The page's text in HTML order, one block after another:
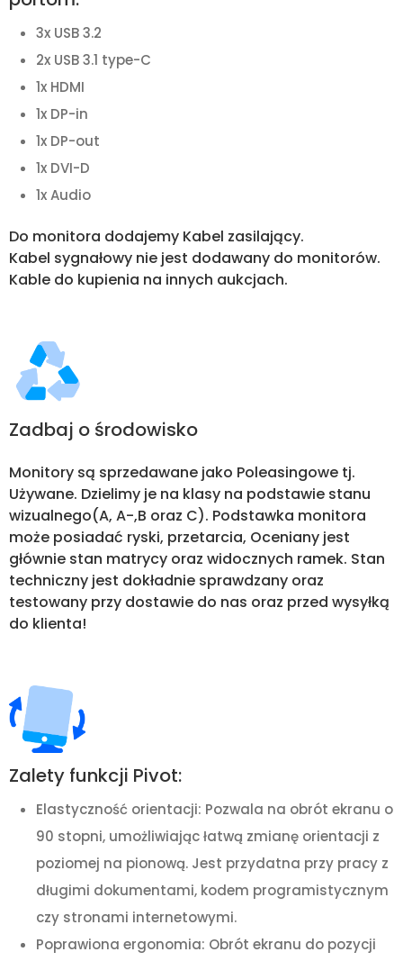
3x USB 3.2
2x USB 3.1 type-C
1x HDMI
1x DP-in
1x DP-out
1x DVI-D
1x Audio
Do monitora dodajemy Kabel zasilający.
Kabel sygnałowy nie jest dodawany do monitorów.
Kable do kupienia na innych aukcjach.
Zadbaj o środowisko
Monitory są sprzedawane jako Poleasingowe tj.
Używane. Dzielimy je na klasy na podstawie stanu
wizualnego(A, A-,B oraz C). Podstawka monitora
może posiadać ryski, przetarcia, Oceniany jest
głównie stan matrycy oraz widocznych ramek. Stan
techniczny jest dokładnie sprawdzany oraz
testowany przy dostawie do nas oraz przed wysyłką
do klienta!
Zalety funkcji Pivot:
Elastyczność orientacji: Pozwala na obrót ekranu o
90 stopni, umożliwiając łatwą zmianę orientacji z
poziomej na pionową. Jest przydatna przy pracy z
długimi dokumentami, kodem programistycznym
czy stronami internetowymi.
Poprawiona ergonomia: Obrót ekranu do pozycji